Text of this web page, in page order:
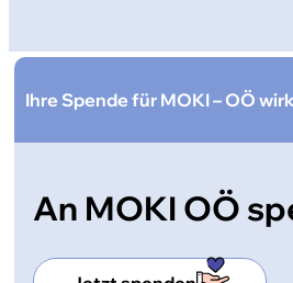
Ihre Spende für MOKI – OÖ
An MOKI OÖ